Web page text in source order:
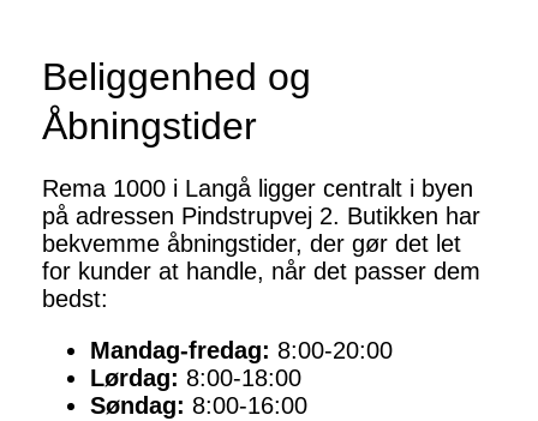
Beliggenhed og
Åbningstider
Rema 1000 i Langå ligger centralt i byen
på adressen Pindstrupvej 2. Butikken har
bekvemme åbningstider, der gør det let
for kunder at handle, når det passer dem
bedst:
Mandag-fredag: 8:00-20:00
Lørdag: 8:00-18:00
Søndag: 8:00-16:00